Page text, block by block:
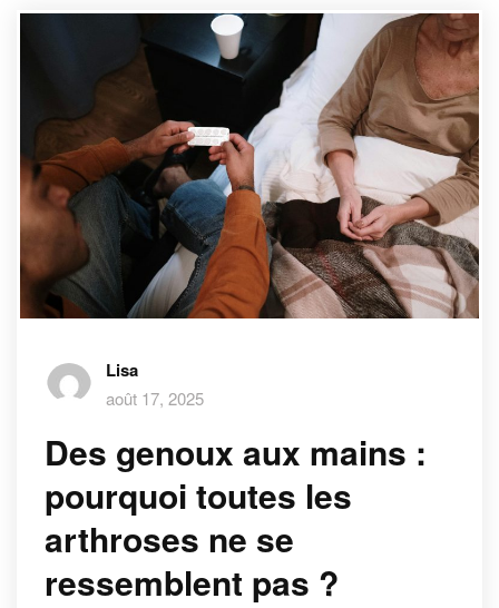
Lisa
août 17, 2025
Des genoux aux mains :
pourquoi toutes les
arthroses ne se
ressemblent pas ?